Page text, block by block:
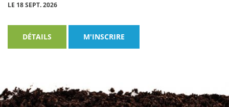
LE 18 SEPT. 2026
DÉTAILS M'INSCRIRE